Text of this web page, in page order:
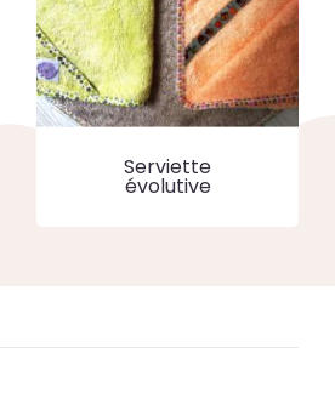
Serviette
évolutive